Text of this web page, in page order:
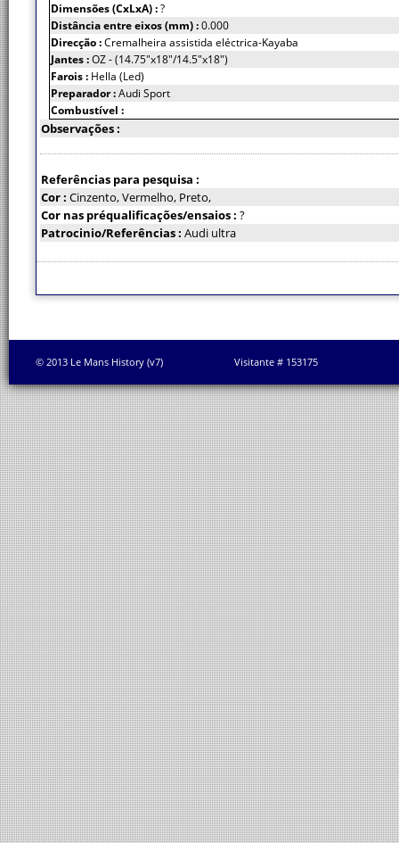
Dimensões (CxLxA) :?
Distância entre eixos (mm) :0.000
Direcção :Cremalheira assistida eléctrica-Kayaba
Jantes :OZ - (14.75"x18"/14.5"x18")
Farois : Hella (Led)
Preparador :Audi Sport
Combustível :
Observações :
Referências para pesquisa :
Cor : Cinzento, Vermelho, Preto,
Cor nas préqualificações/ensaios : ?
Patrocinio/Referências : Audi ultra
© 2013 Le Mans History (v7) Visitante # 153175